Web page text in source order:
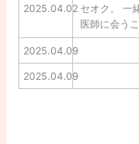
2025.04.02 セオク。 一
医師に会う
2025.04.09
2025.04.09